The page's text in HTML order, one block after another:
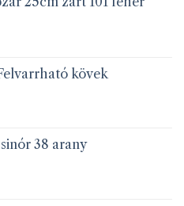
kövek
38 arany